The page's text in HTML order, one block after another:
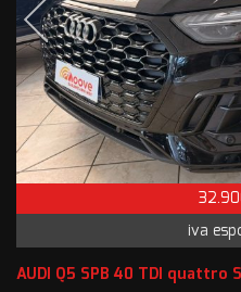
iva
AUDI Q5 SPB 40 TDI quattro